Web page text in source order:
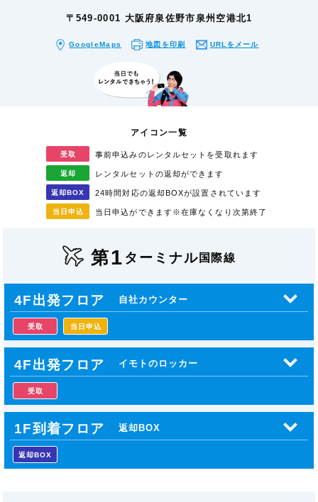
〒549-0001 大阪府泉佐野市泉州空港北1
GoogleMaps 地図を印刷 URLをメール
アイコン一覧
受取 事前申込みのレンタルセットを受取れます
返却 レンタルセットの返却ができます
返却BOX 24時間対応の返却BOXが設置されています
当日 申込 当日申込ができます※在庫なくなり次第終了
第1 ターミナル 国際線
4F出発フロア 自社カウンター
受取 当日申込
4F出発フロア イモトのロッカー
受取
1F到着フロア 返却BOX
返却BOX